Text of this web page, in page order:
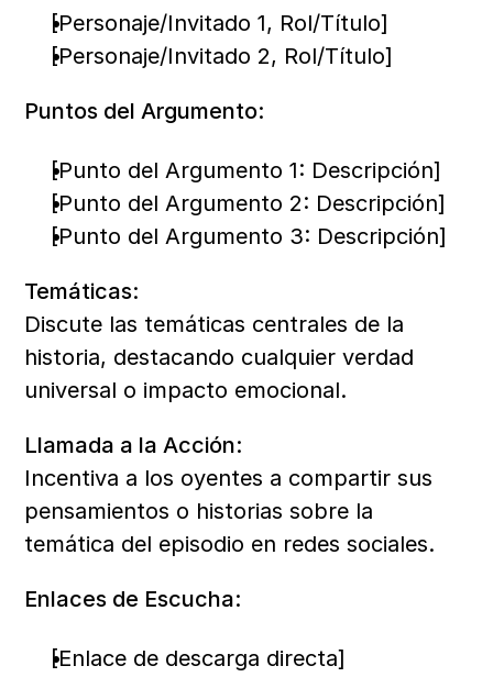
[Personaje/Invitado 1, Rol/Título]
[Personaje/Invitado 2, Rol/Título]
Puntos del Argumento:
[Punto del Argumento 1: Descripción]
[Punto del Argumento 2: Descripción]
[Punto del Argumento 3: Descripción]
Temáticas:
Discute las temáticas centrales de la
historia, destacando cualquier verdad
universal o impacto emocional.
Llamada a la Acción:
Incentiva a los oyentes a compartir sus
pensamientos o historias sobre la
temática del episodio en redes sociales.
Enlaces de Escucha:
[Enlace de descarga directa]